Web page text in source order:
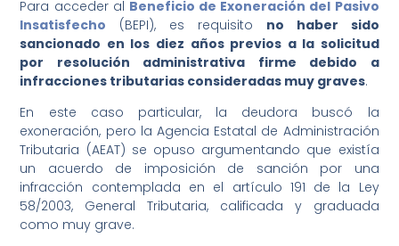
Para acceder al Beneficio de Exoneración del Pasivo
Insatisfecho (BEPI), es requisito no haber sido
sancionado en los diez años previos a la solicitud
por resolución administrativa firme debido a
infracciones tributarias consideradas muy graves.
En este caso particular, la deudora buscó la
exoneración, pero la Agencia Estatal de Administración
Tributaria (AEAT) se opuso argumentando que existía
un acuerdo de imposición de sanción por una
infracción contemplada en el artículo 191 de la Ley
58/2003, General Tributaria, calificada y graduada
como muy grave.